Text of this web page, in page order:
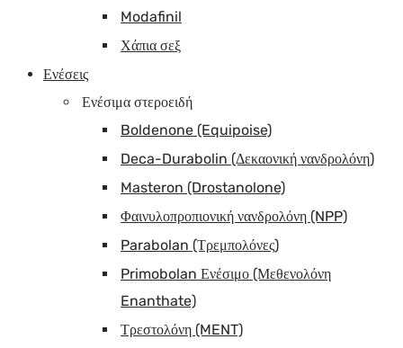
Modafinil
Χάπια σεξ
Ενέσεις
Ενέσιμα στεροειδή
Boldenone (Equipoise)
Deca-Durabolin (Δεκαονική νανδρολόνη)
Masteron (Drostanolone)
Φαινυλοπροπιονική νανδρολόνη (NPP)
Parabolan (Τρεμπολόνες)
Primobolan Ενέσιμο (Μεθενολόνη
Enanthate)
Τρεστολόνη (MENT)